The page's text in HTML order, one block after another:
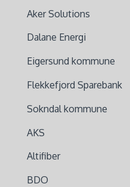
Aker Solutions
Dalane Energi
Eigersund kommune
Flekkefjord Sparebank
Sokndal kommune
AKS
Altifiber
BDO